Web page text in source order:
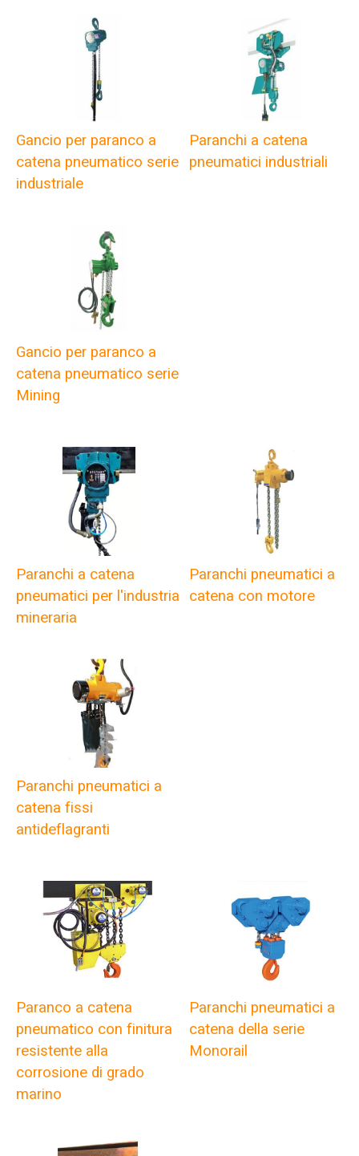
Gancio per paranco a
catena pneumatico serie
industriale
Paranchi a catena
pneumatici industriali
Gancio per paranco a
catena pneumatico serie
Mining
Paranchi a catena
pneumatici per l'industria
mineraria
Paranchi pneumatici a
catena con motore
Paranchi pneumatici a
catena fissi
antideflagranti
Paranco a catena
pneumatico con finitura
resistente alla
corrosione di grado
marino
Paranchi pneumatici a
catena della serie
Monorail